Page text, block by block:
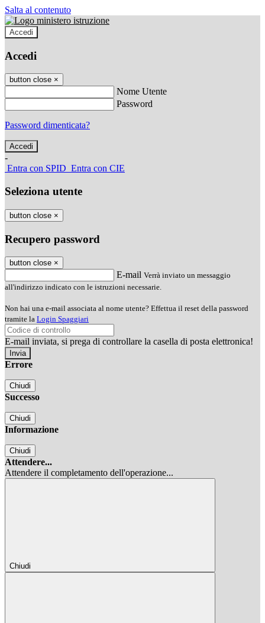
Salta al contenuto
Accedi
Accedi
button close ×
Nome Utente
Password
Password dimenticata?
-
Entra con SPID Entra con CIE
Seleziona utente
button close ×
Recupero password
button close ×
E-mail Verrà inviato un messaggio
all'indirizzo indicato con le istruzioni necessarie.
Non hai una e-mail associata al nome utente? Effettua il reset della password
tramite la Login Spaggiari
E-mail inviata, si prega di controllare la casella di posta elettronica!
Errore
Chiudi
Successo
Chiudi
Informazione
Chiudi
Attendere...
Attendere il completamento dell'operazione...
Chiudi